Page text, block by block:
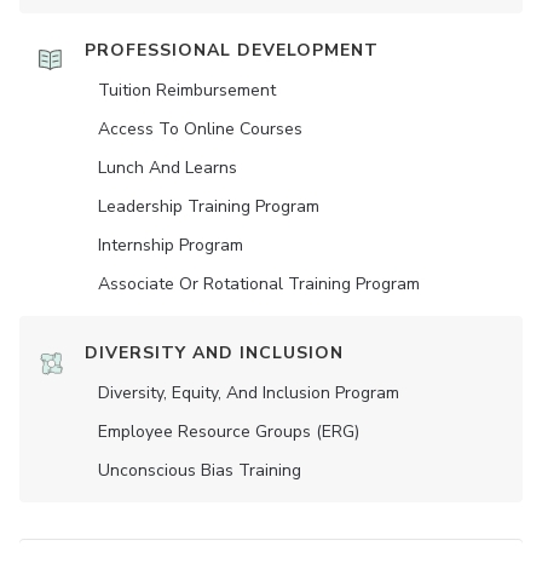
PROFESSIONAL DEVELOPMENT
Tuition Reimbursement
Access To Online Courses
Lunch And Learns
Leadership Training Program
Internship Program
Associate Or Rotational Training Program
DIVERSITY AND INCLUSION
Diversity, Equity, And Inclusion Program
Employee Resource Groups (ERG)
Unconscious Bias Training